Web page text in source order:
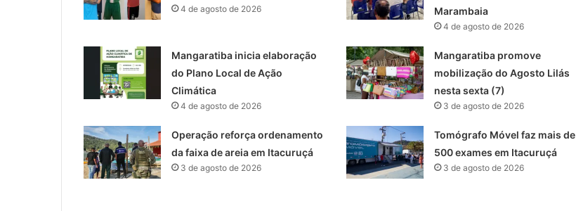
4 de agosto de 2026
Marambaia
4 de agosto de 2026
Mangaratiba inicia elaboração
do Plano Local de Ação
Climática
4 de agosto de 2026
Mangaratiba promove
mobilização do Agosto Lilás
nesta sexta (7)
3 de agosto de 2026
Operação reforça ordenamento
da faixa de areia em Itacuruçá
3 de agosto de 2026
Tomógrafo Móvel faz mais de
500 exames em Itacuruçá
3 de agosto de 2026